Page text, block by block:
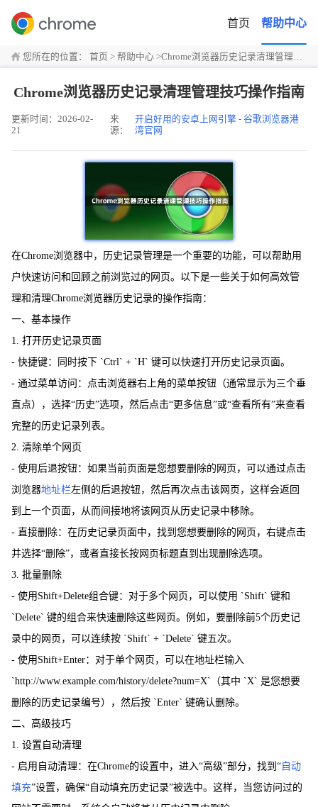
首页 帮助中心
您所在的位置： 首页 > 帮助中心 >Chrome浏览器历史记录清理管理技巧操作指南
Chrome浏览器历史记录清理管理技巧操作指南
更新时间：2026-02-
21
来
源：
开启好用的安卓上网引擎 - 谷歌浏览器港
湾官网
在Chrome浏览器中，历史记录管理是一个重要的功能，可以帮助用
户快速访问和回顾之前浏览过的网页。以下是一些关于如何高效管
理和清理Chrome浏览器历史记录的操作指南：
一、基本操作
1. 打开历史记录页面
- 快捷键：同时按下 `Ctrl` + `H` 键可以快速打开历史记录页面。
- 通过菜单访问：点击浏览器右上角的菜单按钮（通常显示为三个垂
直点），选择“历史”选项，然后点击“更多信息”或“查看所有”来查看
完整的历史记录列表。
2. 清除单个网页
- 使用后退按钮：如果当前页面是您想要删除的网页，可以通过点击
浏览器地址栏左侧的后退按钮，然后再次点击该网页，这样会返回
到上一个页面，从而间接地将该网页从历史记录中移除。
- 直接删除：在历史记录页面中，找到您想要删除的网页，右键点击
并选择“删除”，或者直接长按网页标题直到出现删除选项。
3. 批量删除
- 使用Shift+Delete组合键：对于多个网页，可以使用 `Shift` 键和
`Delete` 键的组合来快速删除这些网页。例如，要删除前5个历史记
录中的网页，可以连续按 `Shift` + `Delete` 键五次。
- 使用Shift+Enter：对于单个网页，可以在地址栏输入
`http://www.example.com/history/delete?num=X`（其中 `X` 是您想要
删除的历史记录编号），然后按 `Enter` 键确认删除。
二、高级技巧
1. 设置自动清理
- 启用自动清理：在Chrome的设置中，进入“高级”部分，找到“ 自动
填充”设置，确保“自动填充历史记录”被选中。这样，当您访问过的